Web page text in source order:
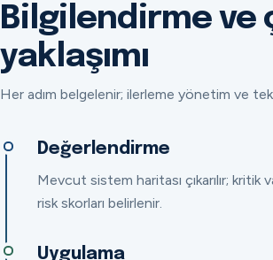
Bilgilendirme ve
yaklaşımı
Her adım belgelenir; ilerleme yönetim ve
Değerlendirme
Mevcut sistem haritası çıkarılır; kritik
risk skorları belirlenir.
Uygulama